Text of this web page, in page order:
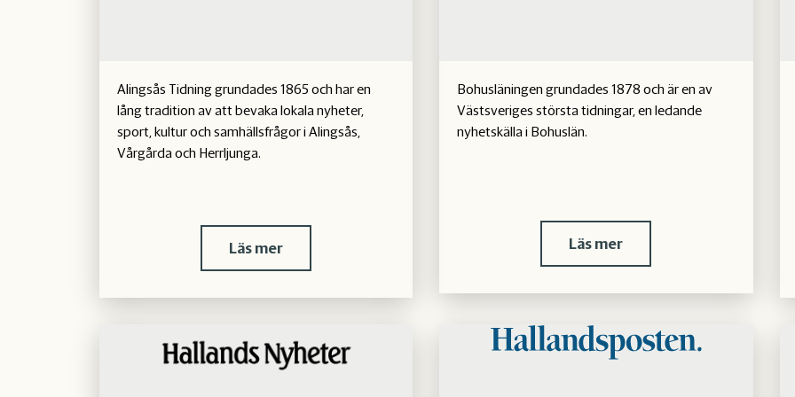
Alingsås Tidning grundades 1865 och har en
lång tradition av att bevaka lokala nyheter,
sport, kultur och samhällsfrågor i Alingsås,
Vårgårda och Herrljunga.
Läs mer
Bohusläningen grundades 1878 och är en av
Västsveriges största tidningar, en ledande
nyhetskälla i Bohuslän.
Läs mer